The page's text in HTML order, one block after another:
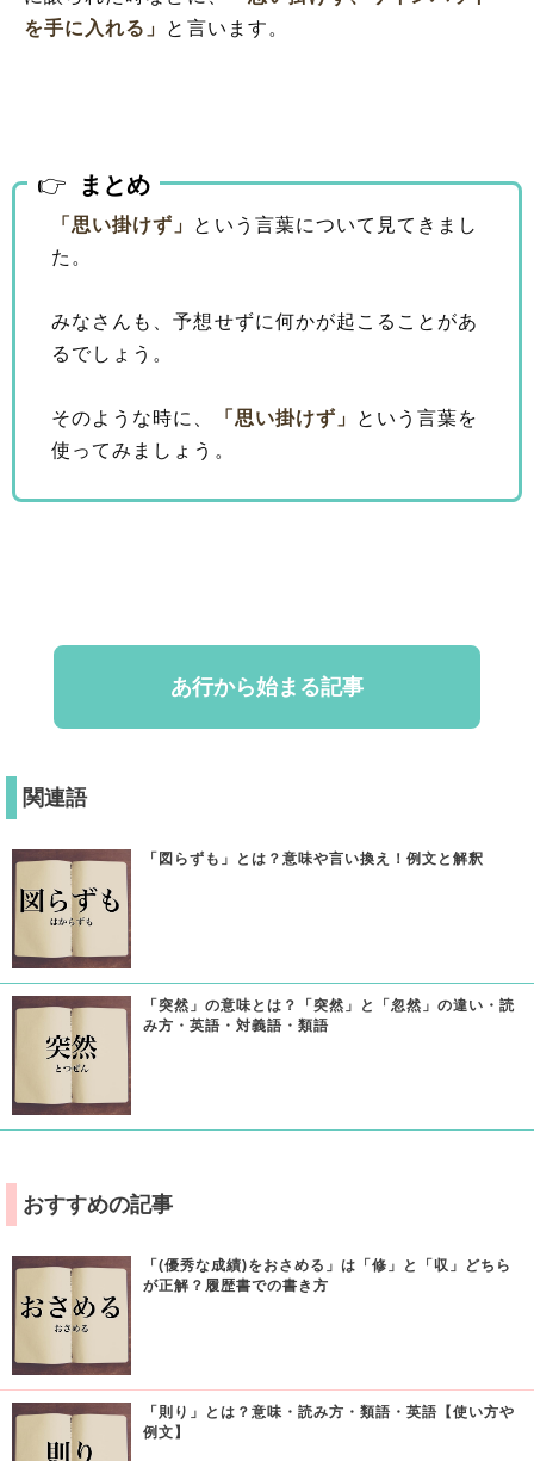
を手に入れる」 と言います。
まとめ
「思い掛けず」 という言葉について見てきまし
た。
みなさんも、予想せずに何かが起こることがあ
るでしょう。
そのような時に、 「思い掛けず」
という言葉を
使ってみましょう。
あ行から始まる記事
関連語
「図らずも」とは？意味や言い換え！例文と解釈
「突然」の意味とは？「突然」と「忽然」の違い・読
み方・英語・対義語・類語
おすすめの記事
「(優秀な成績)をおさめる」は「修」と「収」どちら
が正解？履歴書での書き方
「則り」とは？意味・読み方・類語・英語【使い方や
例文】